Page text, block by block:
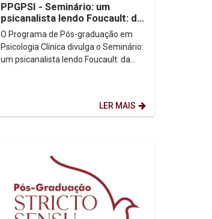
PPGPSI - Seminário: um
psicanalista lendo Foucault: da
crítica à clínica
O Programa de Pós-graduação em
Psicologia Clínica divulga o Seminário:
um psicanalista lendo Foucault: da
LER MAIS